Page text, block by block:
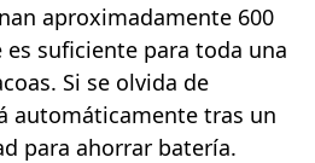
aproximadamente 600
suficiente para toda una
Si se olvida de
automáticamente tras un
para ahorrar batería.